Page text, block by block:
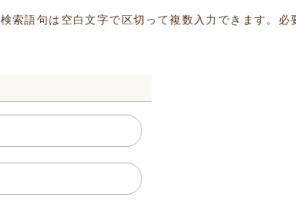
索語句は空白文字で区切って複数入力できます。必